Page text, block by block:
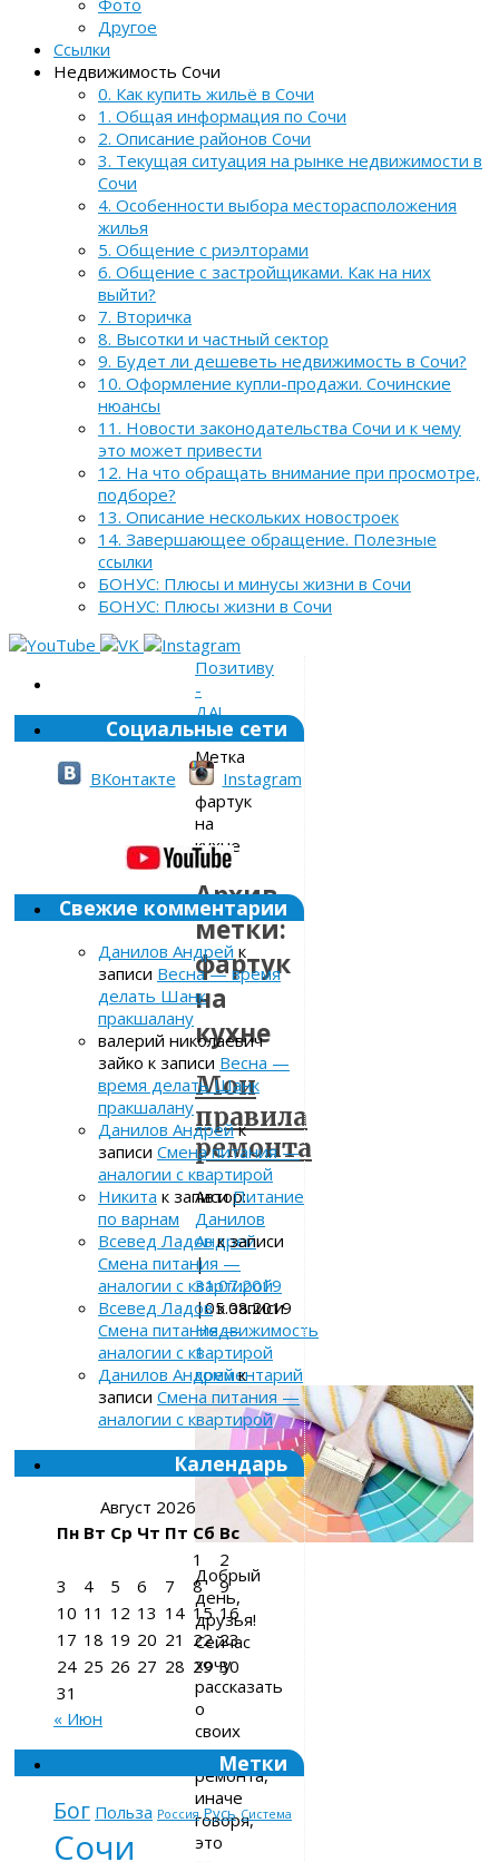
Фото
Другое
Ссылки
Недвижимость Сочи
0. Как купить жильё в Сочи
1. Общая информация по Сочи
2. Описание районов Сочи
3. Текущая ситуация на рынке недвижимости в
Сочи
4. Особенности выбора месторасположения
жилья
5. Общение с риэлторами
6. Общение с застройщиками. Как на них
выйти?
7. Вторичка
8. Высотки и частный сектор
9. Будет ли дешеветь недвижимость в Сочи?
10. Оформление купли-продажи. Сочинские
нюансы
11. Новости законодательства Сочи и к чему
это может привести
12. На что обращать внимание при просмотре,
подборе?
13. Описание нескольких новостроек
14. Завершающее обращение. Полезные
ссылки
БОНУС: Плюсы и минусы жизни в Сочи
БОНУС: Плюсы жизни в Сочи
Позитиву
-
ДА!
»
Метка
»
фартук
на
кухне
Архив
метки:
фартук
на
кухне
Мои
правила
ремонта
Автор:
Данилов
Андрей
|
31.07.2019
|05.08.2019
Недвижимость
1
комментарий
Добрый
день,
друзья!
Сейчас
хочу
рассказать
о
своих
правилах
ремонта,
иначе
говоря,
это
Социальные сети
ВКонтакте Instagram
Свежие комментарии
Данилов Андрей к
записи Весна — время
делать Шанк
пракшалану
валерий николаевич
зайко к записи Весна —
время делать Шанк
пракшалану
Данилов Андрейк
записи Смена питания —
аналогии с квартирой
Никита к записиПитание
по варнам
Всевед Ладовк записи
Смена питания —
аналогии с квартирой
Всевед Ладовк записи
Смена питания —
аналогии с квартирой
Данилов Андрейк
записи Смена питания —
аналогии с квартирой
Календарь
Август 2026
Пн Вт Ср Чт Пт Сб Вс
1
2
3
4 5 6 7 8
9
10 11 12 13 14 15 16
17 18 19 20 21 22 23
24 25 26 27 28 29 30
31
« Июн
Метки
Бог Польза Россия Русь Система
Сочи